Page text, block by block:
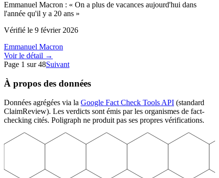
Emmanuel Macron : « On a plus de vacances aujourd'hui dans
l'année qu'il y a 20 ans »
Vérifié le 9 février 2026
Emmanuel Macron
Voir le détail →
Page 1 sur48Suivant
À propos des données
Données agrégées via la Google Fact Check Tools API (standard
ClaimReview). Les verdicts sont émis par les organismes de fact-
checking cités. Poligraph ne produit pas ses propres vérifications.